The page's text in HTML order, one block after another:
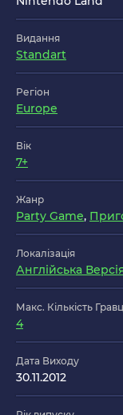
Видання
Standart
Регіон
Europe
Вік
7+
Жанр
Party Game,
Локалізація
Англійська
Макс. Кількість
4
Дата Виходу
30.11.2012